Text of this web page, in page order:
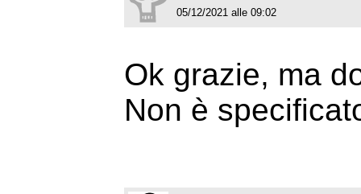
05/12/2021 alle 09:02
Ok grazie, ma
Non è